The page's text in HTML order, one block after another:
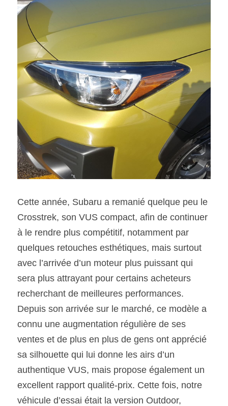
SOUMISSION RAPIDE
ASSURANCE
Cette année, Subaru a remanié quelque peu le
Crosstrek, son VUS compact, afin de continuer
à le rendre plus compétitif, notamment par
quelques retouches esthétiques, mais surtout
avec l’arrivée d’un moteur plus puissant qui
sera plus attrayant pour certains acheteurs
recherchant de meilleures performances.
Depuis son arrivée sur le marché, ce modèle a
connu une augmentation régulière de ses
ventes et de plus en plus de gens ont apprécié
sa silhouette qui lui donne les airs d’un
authentique VUS, mais propose également un
excellent rapport qualité-prix. Cette fois, notre
véhicule d’essai était la version Outdoor,